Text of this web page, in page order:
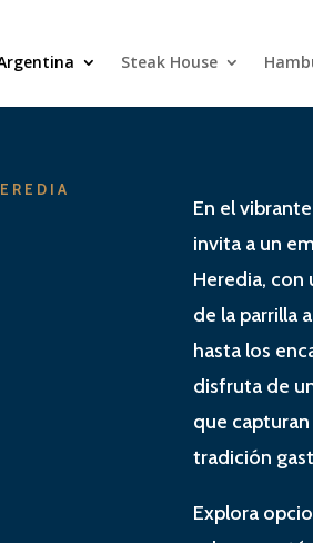
Steak House
En el
invita a un
Heredia, con
de la parrilla
hasta los
disfruta de
que capturan
tradición
Explora